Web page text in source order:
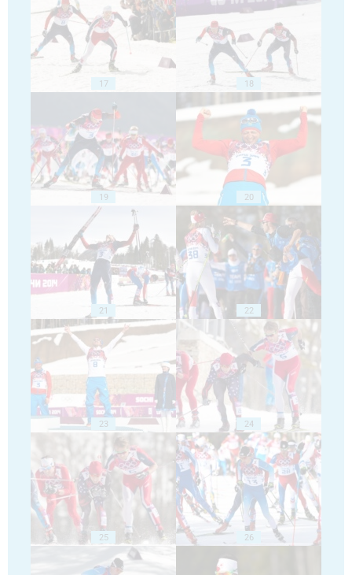
17 18
19 20
21 22
23 24
25 26